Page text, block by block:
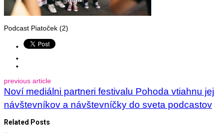
Podcast Piatoček (2)
previous article
Noví mediálni partneri festivalu Pohoda vtiahnu jej
návštevníkov a návštevníčky do sveta podcastov
Related Posts